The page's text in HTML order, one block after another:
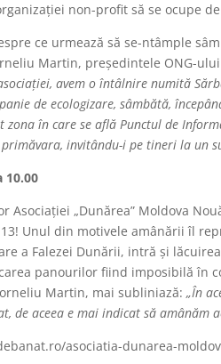
non-profit să se ocupe
ce urmează să se-ntâmple
Martin, președintele ONG-
avem o întâlnire numită
de ecologizare, sâmbătă,
zona în care se află Punctul de
invitându-i pe tineri la un
10.00
Asociației „Dunărea” Moldova
Unul din motivele amânării îl
a Falezei Dunării, intră și
panourilor fiind imposibilă în
Martin, mai subliniază:„În
de aceea e mai indicat să amânăm
asociatia-dunarea-